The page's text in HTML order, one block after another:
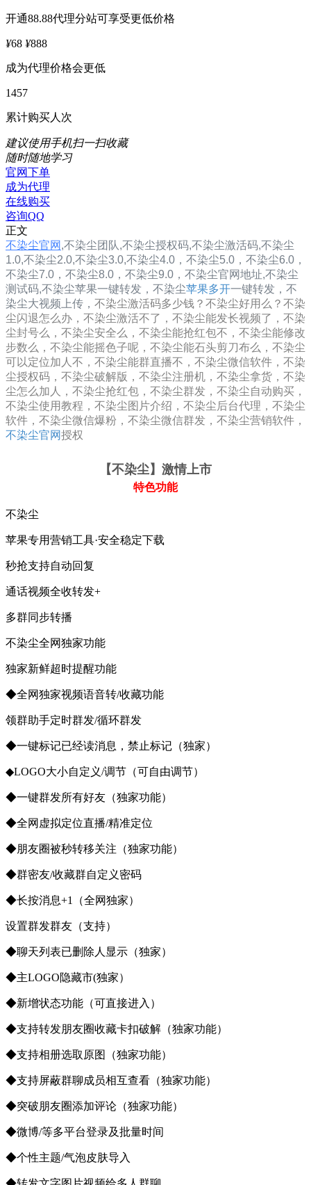
开通88.88代理分站可享受更低价格
¥68 ¥888
成为代理价格会更低
1457
累计购买人次
建议使用手机扫一扫收藏
随时随地学习
官网下单
成为代理
在线购买
咨询QQ
正文
不染尘官网 ,不染尘团队,不染尘授权码,不染尘激活码,不染尘
1.0,不染尘2.0,不染尘3.0,不染尘4.0， 不染尘5.0， 不染尘6.0，
不染尘7.0， 不染尘8.0， 不染尘9.0， 不染尘官网地址,不染尘
测试码,不染尘苹果一键转发， 不染尘苹果多开一键转发，不
染尘大视频上传， 不染尘激活码多少钱？不染尘好用么？不染
尘闪退怎么办，不染尘激活不了，不染尘能发长视频了，不染
尘封号么，不染尘安全么，不染尘能抢红包不，不染尘能修改
步数么，不染尘能摇色子呢，不染尘能石头剪刀布么，不染尘
可以定位加人不，不染尘能群直播不，不染尘微信软件，不染
尘授权码，不染尘破解版，不染尘注册机，不染尘拿货，不染
尘怎么加人，不染尘抢红包，不染尘群发，不染尘自动购买，
不染尘使用教程，不染尘图片介绍，不染尘后台代理，不染尘
软件，不染尘微信爆粉，不染尘微信群发，不染尘营销软件，
不染尘官网授权
【不染尘】激情上市
特色功能
不染尘
苹果专用营销工具·安全稳定下载
秒抢支持自动回复
通话视频全收转发+
多群同步转播
不染尘全网独家功能
独家新鲜超时提醒功能
◆全网独家视频语音转/收藏功能
领群助手定时群发/循环群发
◆一键标记已经读消息，禁止标记（独家）
◆LOGO大小自定义/调节（可自由调节）
◆一键群发所有好友（独家功能）
◆全网虚拟定位直播/精准定位
◆朋友圈被秒转移关注（独家功能）
◆群密友/收藏群自定义密码
◆长按消息+1（全网独家）
设置群发群友（支持）
◆聊天列表已删除人显示（独家）
◆主LOGO隐藏市(独家）
◆新增状态功能（可直接进入）
◆支持转发朋友圈收藏卡扣破解（独家功能）
◆支持相册选取原图（独家功能）
◆支持屏蔽群聊成员相互查看（独家功能）
◆突破朋友圈添加评论（独家功能）
◆微博/等多平台登录及批量时间
◆个性主题/气泡皮肤导入